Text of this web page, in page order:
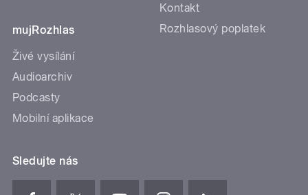
mujRozhlas
Živé vysílání
Audioarchiv
Podcasty
Mobilní aplikace
Kontakt
Rozhlasový poplatek
Sledujte nás